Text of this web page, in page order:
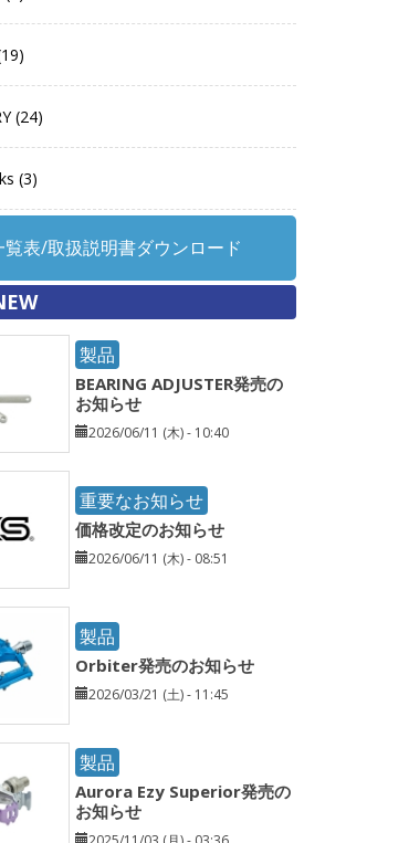
(24)
(3)
覧表/取扱説明書ダウンロード
製品
BEARING ADJUSTER発売の
お知らせ
2026/06/11 (木) - 10:40
重要なお知らせ
価格改定のお知らせ
2026/06/11 (木) - 08:51
製品
Orbiter発売のお知らせ
2026/03/21 (土) - 11:45
製品
Aurora Ezy Superior発売の
お知らせ